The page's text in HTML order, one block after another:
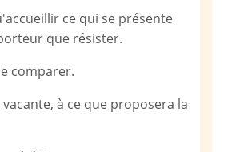
ce qui se présente
que résister.
comparer.
à ce que proposera la